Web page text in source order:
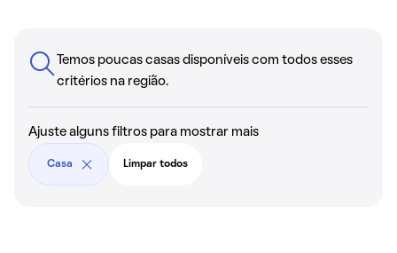
Temos poucas casas disponíveis com todos esses
critérios na região.
Ajuste alguns filtros para mostrar mais
Casa Limpar todos